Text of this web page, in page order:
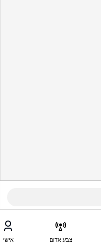
צבע אדום אישי